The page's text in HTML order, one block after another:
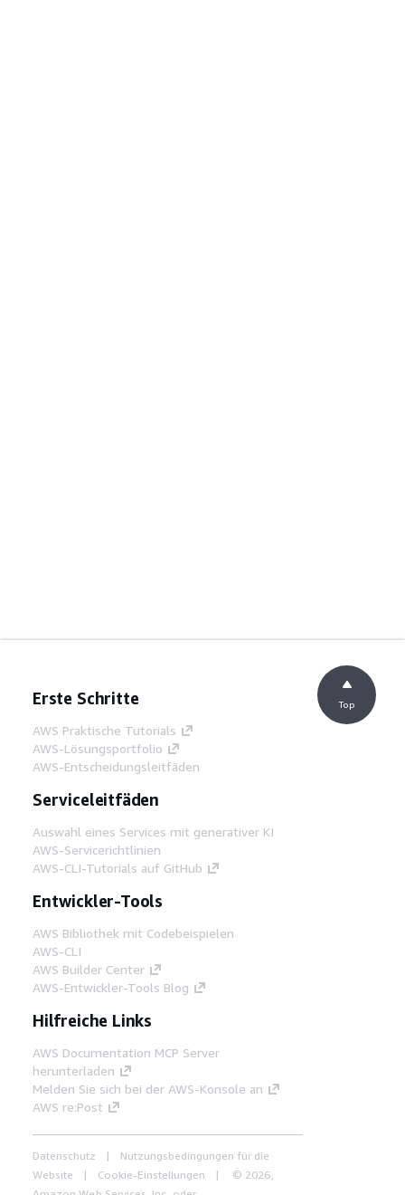
Erste Schritte
AWS Praktische Tutorials
AWS-Lösungsportfolio
AWS-Entscheidungsleitfäden
Serviceleitfäden
Auswahl eines Services mit generativer KI
AWS-Servicerichtlinien
AWS-CLI-Tutorials auf GitHub
Entwickler-Tools
AWS Bibliothek mit Codebeispielen
AWS-CLI
AWS Builder Center
AWS-Entwickler-Tools Blog
Hilfreiche Links
AWS Documentation MCP Server
herunterladen
Melden Sie sich bei der AWS-Konsole an
AWS re:Post
Datenschutz
Nutzungsbedingungen für die
Website
Cookie-Einstellungen
© 2026,
Top